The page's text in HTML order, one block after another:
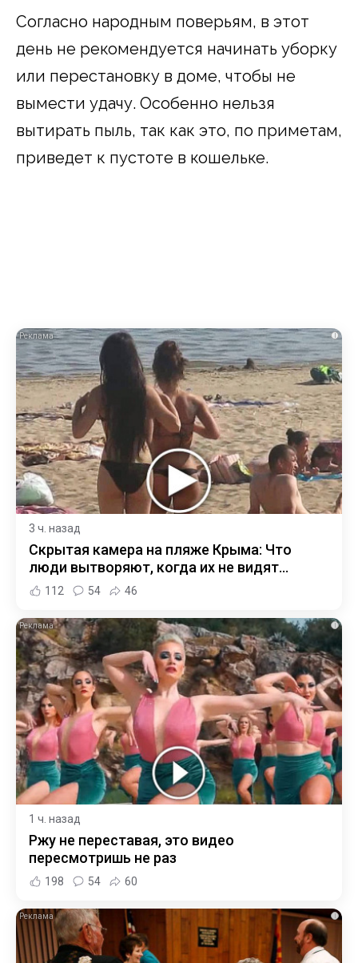
Согласно народным поверьям, в этот
день не рекомендуется начинать уборку
или перестановку в доме, чтобы не
вымести удачу. Особенно нельзя
вытирать пыль, так как это, по приметам,
приведет к пустоте в кошельке.
i
3 ч. назад
Скрытая камера на пляже Крыма: Что
люди вытворяют, когда их не видят...
112 54 46
i
1 ч. назад
Ржу не переставая, это видео
пересмотришь не раз
198 54 60
i